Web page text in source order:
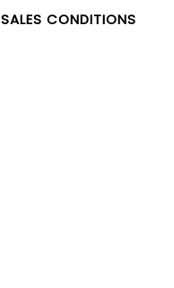
SALES CONDITIONS